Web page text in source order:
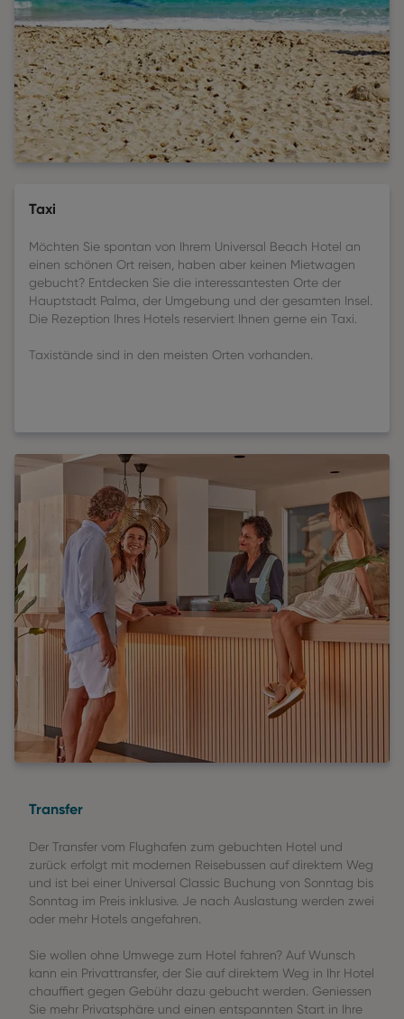
Taxi
Möchten Sie spontan von Ihrem Universal Beach Hotel an
einen schönen Ort reisen, haben aber keinen Mietwagen
gebucht? Entdecken Sie die interessantesten Orte der
Hauptstadt Palma, der Umgebung und der gesamten Insel.
Die Rezeption Ihres Hotels reserviert Ihnen gerne ein Taxi.
Taxistände sind in den meisten Orten vorhanden.
Transfer
Der Transfer vom Flughafen zum gebuchten Hotel und
zurück erfolgt mit modernen Reisebussen auf direktem Weg
und ist bei einer Universal Classic Buchung von Sonntag bis
Sonntag im Preis inklusive. Je nach Auslastung werden zwei
oder mehr Hotels angefahren.
Sie wollen ohne Umwege zum Hotel fahren? Auf Wunsch
kann ein Privattransfer, der Sie auf direktem Weg in Ihr Hotel
chauffiert gegen Gebühr dazu gebucht werden. Geniessen
Sie mehr Privatsphäre und einen entspannten Start in Ihre